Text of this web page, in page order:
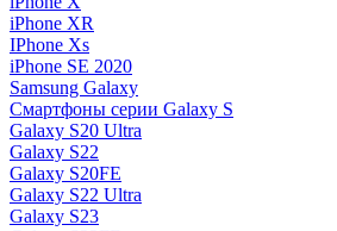
iPhone XR
IPhone Xs
iPhone SE 2020
Samsung Galaxy
Смартфоны серии Galaxy S
Galaxy S20 Ultra
Galaxy S22
Galaxy S20FE
Galaxy S22 Ultra
Galaxy S23